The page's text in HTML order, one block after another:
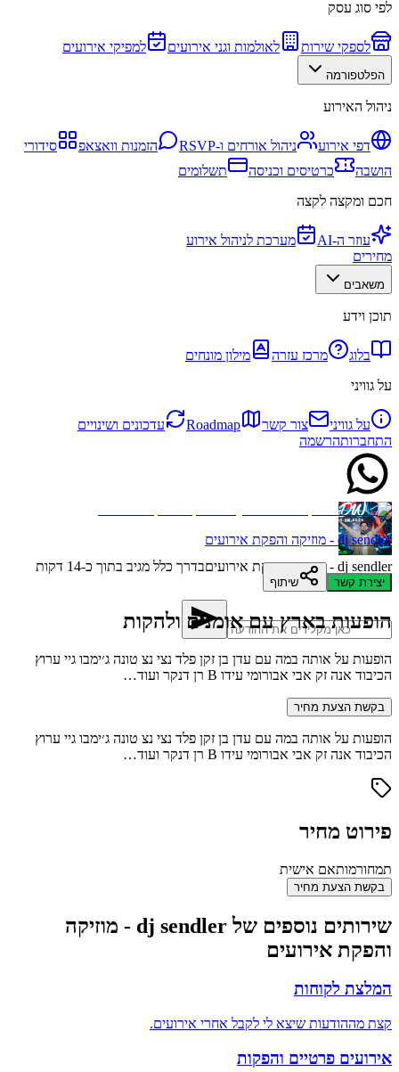
לפי סוג עסק
לספקי שירות לאולמות וגני אירועים למפיקי אירועים
הפלטפורמה
ניהול האירוע
דפי אירוע ניהול אורחים ו-RSVP הזמנות וואצאפ
סידורי
הושבה
כרטיסים וכניסה
תשלומים
חכם ומקצה לקצה
עוזר ה-AI
מערכת לניהול אירוע
מחירים
משאבים
תוכן וידע
בלוג מרכז עזרה
מילון מונחים
על גוויני
על גוויני צור קשר Roadmap
עדכונים ושינויים
התחברותהרשמה
dj sendler - מוזיקה והפקת אירועים בדרך כלל מגיב בתוך כ-14 דקות
dj sendler - מוזיקה והפקת אירועים
יצירת קשר שיתוף
הופעות בארץ עם אומנים ולהקות
הופעות על אותה במה עם עדן בן זקן פלד נצי נצ טונה ג׳ימבו גיי ערוץ
הכיבוד אנה זק אבי אבורומי עידו B רן דנקר ועוד…
בקשת הצעת מחיר
הופעות על אותה במה עם עדן בן זקן פלד נצי נצ טונה ג׳ימבו גיי ערוץ
הכיבוד אנה זק אבי אבורומי עידו B רן דנקר ועוד…
פירוט מחיר
תמחורמותאם אישית
בקשת הצעת מחיר
שירותים נוספים של dj sendler - מוזיקה
והפקת אירועים
המלצת לקוחות
קצת מההודעות שיצא לי לקבל אחרי אירועים.
אירועים פרטיים והפקות